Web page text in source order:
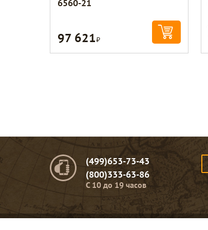
6560-21
97 621Р
(499)653-73-43
(800)333-63-86
C 10 до 19 часов